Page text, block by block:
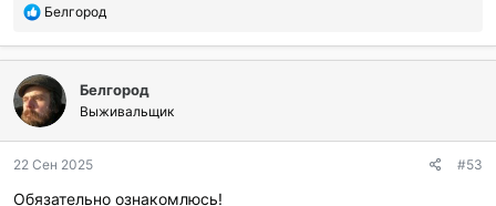
П
б
а
г
о
а
Белгород
Белгород
Выживальщик
22 Сен 2025 #53
Обязательно ознакомлюсь!